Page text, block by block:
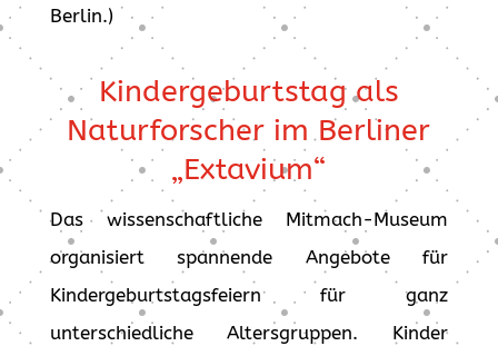
Berlin.)
Kindergeburtstag als
Naturforscher im Berliner
„Extavium“
Das wissenschaftliche Mitmach-Museum
organisiert spannende Angebote für
Kindergeburtstagsfeiern für ganz
unterschiedliche Altersgruppen. Kinder